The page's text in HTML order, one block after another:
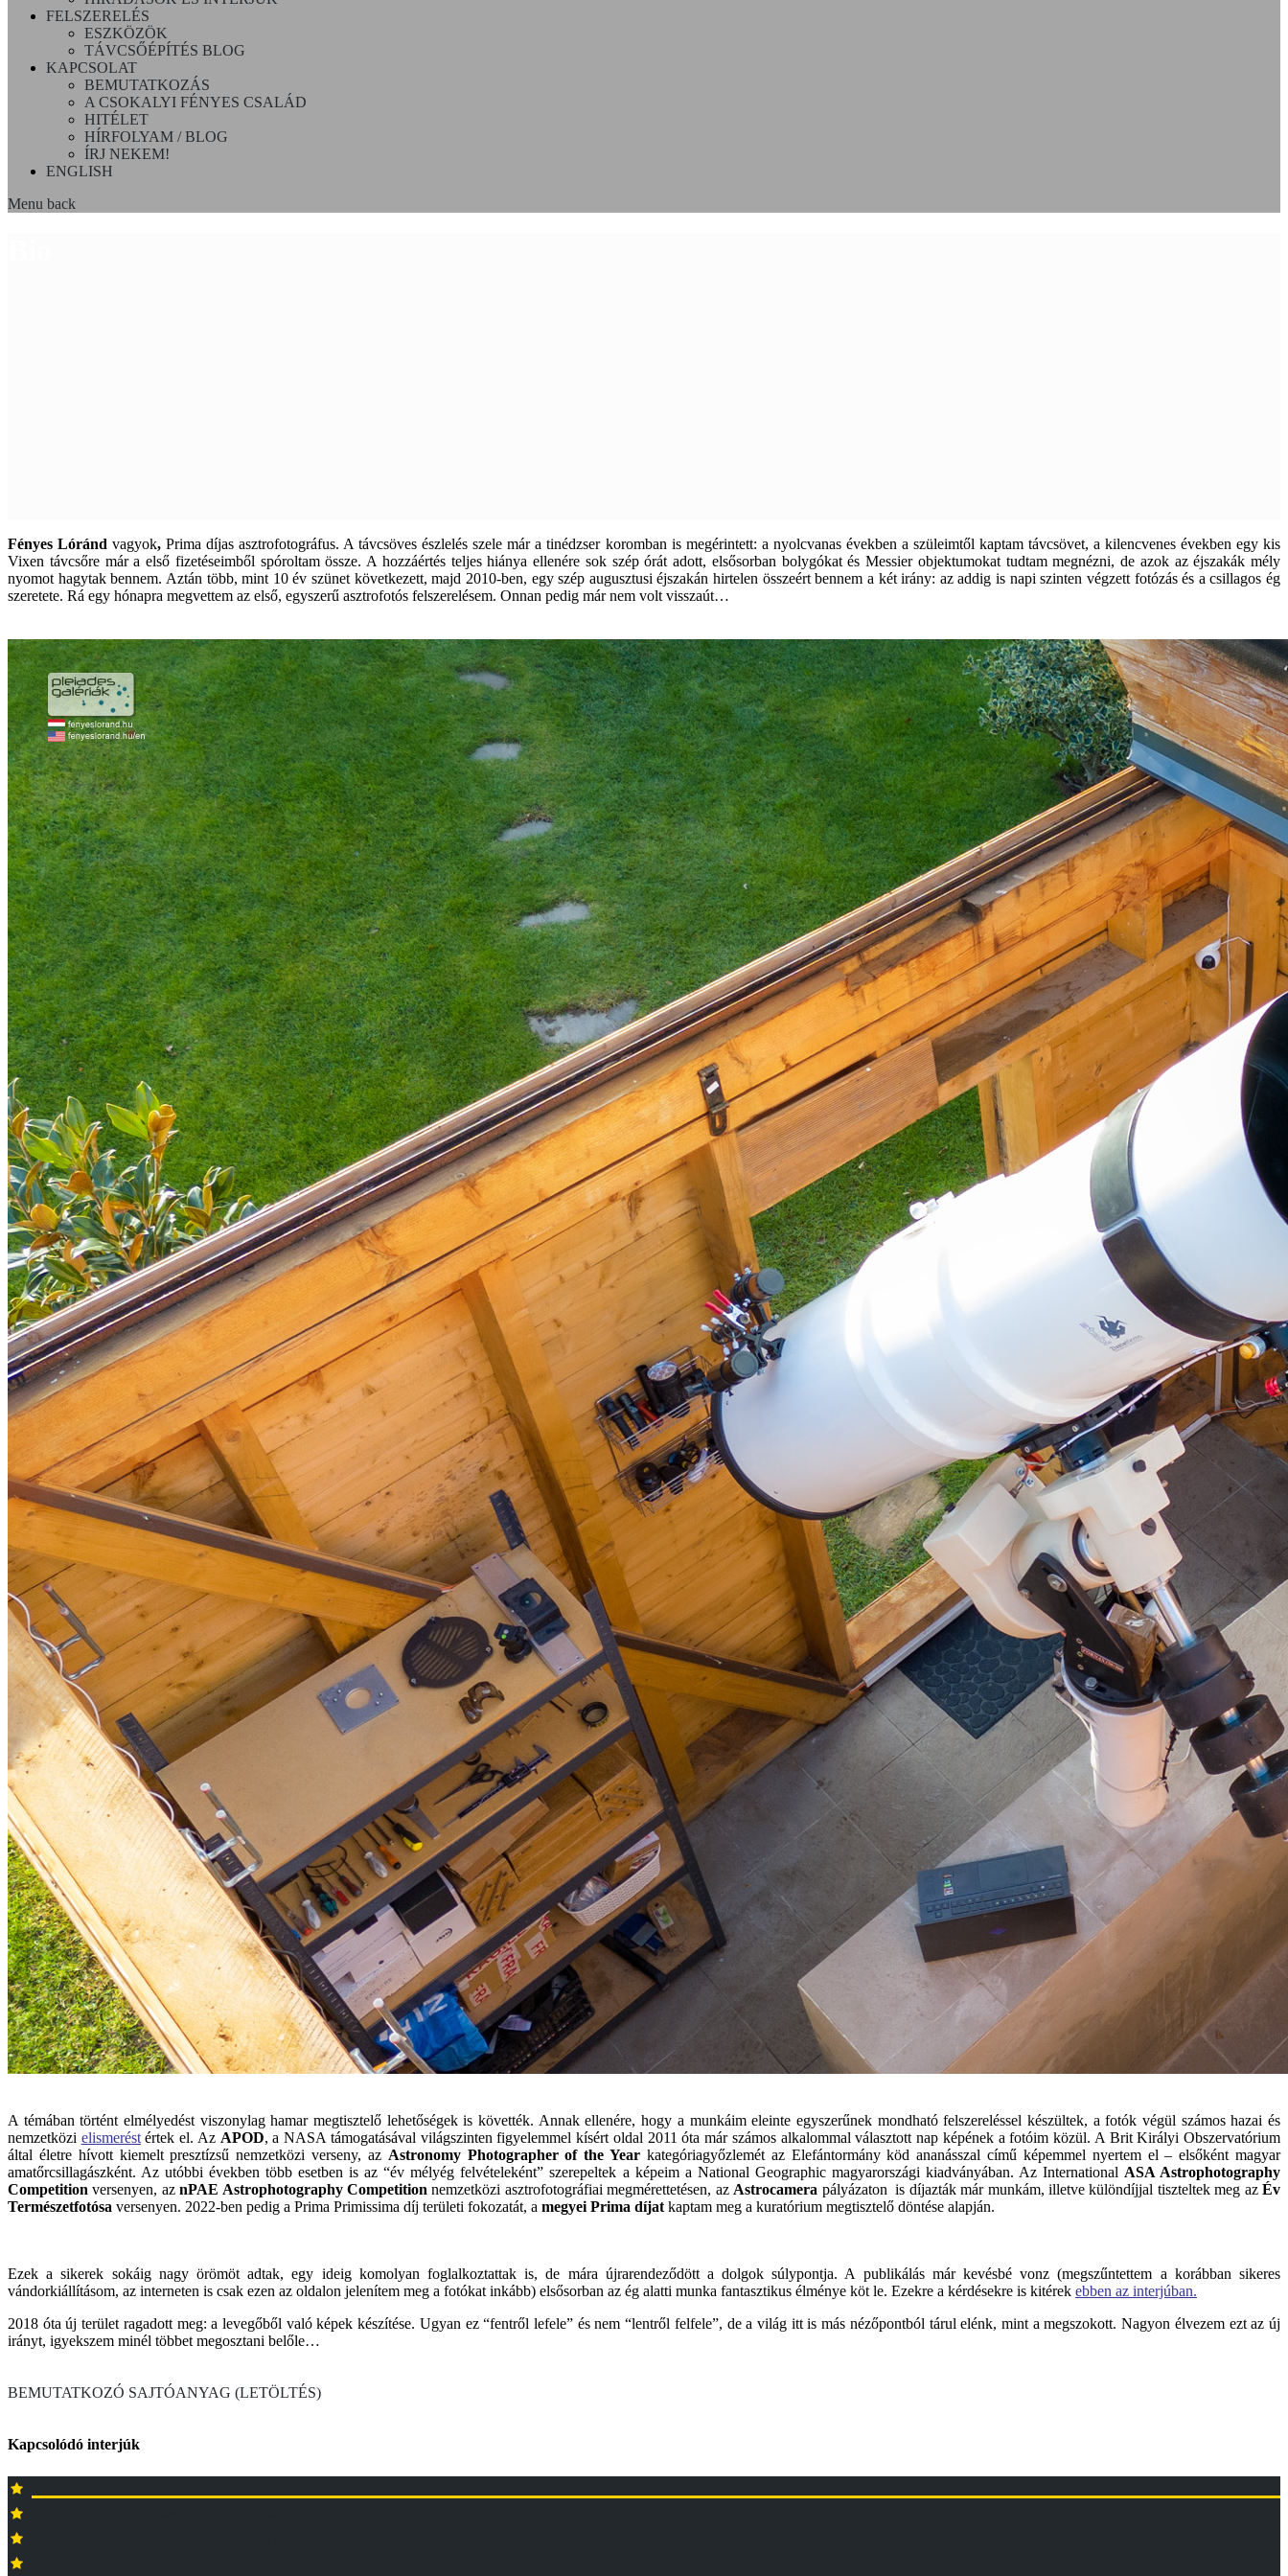
FELSZERELÉS
ESZKÖZÖK
TÁVCSŐÉPÍTÉS BLOG
KAPCSOLAT
BEMUTATKOZÁS
A CSOKALYI FÉNYES CSALÁD
HITÉLET
HÍRFOLYAM / BLOG
ÍRJ NEKEM!
ENGLISH
Menu back
Fényes Lóránd vagyok, Prima díjas asztrofotográfus. A távcsöves észlelés szele már a tinédzser koromban is megérintett: a nyolcvanas években a szüleimtől kaptam távcsövet, a kilencvenes években egy kis
Vixen távcsőre már a első fizetéseimből spóroltam össze. A hozzáértés teljes hiánya ellenére sok szép órát adott, elsősorban bolygókat és Messier objektumokat tudtam megnézni, de azok az éjszakák mély
nyomot hagytak bennem. Aztán több, mint 10 év szünet következett, majd 2010-ben, egy szép augusztusi éjszakán hirtelen összeért bennem a két irány: az addig is napi szinten végzett fotózás és a csillagos ég
szeretete. Rá egy hónapra megvettem az első, egyszerű asztrofotós felszerelésem. Onnan pedig már nem volt visszaút…
A témában történt elmélyedést viszonylag hamar megtisztelő lehetőségek is követték. Annak ellenére, hogy a munkáim eleinte egyszerűnek mondható felszereléssel készültek, a fotók végül számos hazai és
nemzetközi elismeréstértek el. Az APOD, a NASA támogatásával világszinten figyelemmel kísért oldal 2011 óta már számos alkalommal választott nap képének a fotóim közül. A Brit Királyi Obszervatórium
által életre hívott kiemelt presztízsű nemzetközi verseny, az Astronomy Photographer of the Year kategóriagyőzlemét az Elefántormány köd ananásszal című képemmel nyertem el – elsőként magyar
amatőrcsillagászként. Az utóbbi években több esetben is az “év mélyég felvételeként” szerepeltek a képeim a National Geographic magyarországi kiadványában. Az International ASA Astrophotography
Competition versenyen, aznPAE Astrophotography Competition nemzetközi asztrofotográfiai megmérettetésen, azAstrocamera pályázaton is díjazták már munkám, illetve különdíjjal tiszteltek meg azÉv
Természetfotósa versenyen. 2022-ben pedig a Prima Primissima díj területi fokozatát, a megyei Prima díjatkaptam meg a kuratórium megtisztelő döntése alapján.
Ezek a sikerek sokáig nagy örömöt adtak, egy ideig komolyan foglalkoztattak is, de mára újrarendeződött a dolgok súlypontja. A publikálás már kevésbé vonz (megszűntettem a korábban sikeres
vándorkiállításom, az interneten is csak ezen az oldalon jelenítem meg a fotókat inkább) elsősorban az ég alatti munka fantasztikus élménye köt le. Ezekre a kérdésekre is kitérek ebben az interjúban.
2018 óta új terület ragadott meg: a levegőből való képek készítése. Ugyan ez “fentről lefele” és nem “lentről felfele”, de a világ itt is más nézőpontból tárul elénk, mint a megszokott. Nagyon élvezem ezt az új
irányt, igyekszem minél többet megosztani belőle…
BEMUTATKOZÓ SAJTÓANYAG (LETÖLTÉS)
Kapcsolódó interjúk